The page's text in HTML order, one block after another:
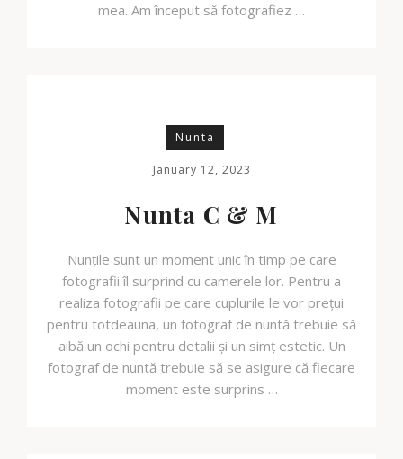
mea. Am început să fotografiez …
Nunta
January 12, 2023
Nunta C & M
Nunțile sunt un moment unic în timp pe care
fotografii îl surprind cu camerele lor. Pentru a
realiza fotografii pe care cuplurile le vor prețui
pentru totdeauna, un fotograf de nuntă trebuie să
aibă un ochi pentru detalii și un simț estetic. Un
fotograf de nuntă trebuie să se asigure că fiecare
moment este surprins …